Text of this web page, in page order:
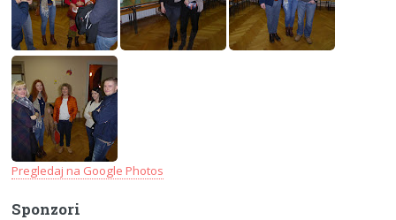
Pregledaj na Google Photos
Sponzori